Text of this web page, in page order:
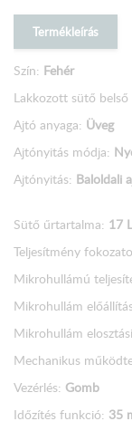
Termékleírás
Szín: Fehér
Lakkozott sütő belső
Ajtó anyaga: Üveg
Ajtónyitás módja:
Ajtónyitás: Baloldali
Sütő űrtartalma: 17 L
Teljesítmény
Mikrohullámú
Mikrohullám
Mikrohullám
Mechanikus
Vezérlés: Gomb
Időzítés funkció: 35